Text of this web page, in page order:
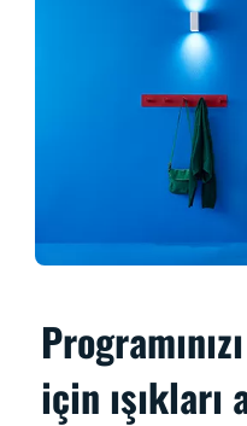
için ışıkları